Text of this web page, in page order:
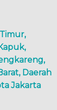
Daerah
Jakarta